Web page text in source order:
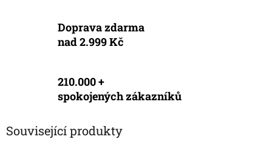
Doprava zdarma
nad 2.999 Kč
210.000 +
spokojených zákazníků
Související produkty